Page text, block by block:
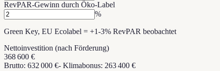
RevPAR-Gewinn durch Öko-Label
%
Green Key, EU Ecolabel = +1-3% RevPAR beobachtet
Nettoinvestition (nach Förderung)
368 600 €
Brutto: 632 000 €- Klimabonus: 263 400 €